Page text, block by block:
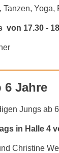
von 17.30 -
6 Jahre
Jungs ab
in Halle 4
Christine